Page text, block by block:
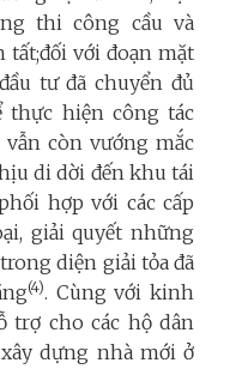
thi công cầu và
tất;đối với đoạn mặt
tư đã chuyển đủ
thực hiện công tác
còn vướng mắc
di dời đến khu tái
hợp với các cấp
giải quyết những
diện giải tỏa đã
(4). Cùng với kinh
trợ cho các hộ dân
dựng nhà mới ở